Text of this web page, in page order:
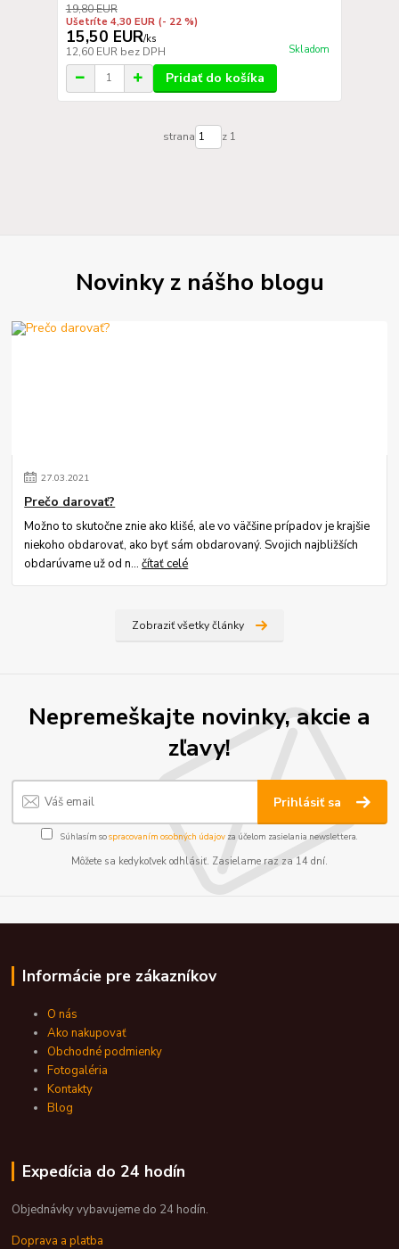
19,80 EUR
Ušetríte 4,30 EUR (- 22 %)
15,50 EUR/ks
12,60 EUR bez DPH Skladom
Pridať do košíka
strana z 1
Novinky z nášho blogu
27.03.2021
Prečo darovať?
Možno to skutočne znie ako klišé, ale vo väčšine prípadov je krajšie
niekoho obdarovať, ako byť sám obdarovaný. Svojich najbližších
obdarúvame už od n...čítať celé
Zobraziť všetky články
Nepremeškajte novinky, akcie a
zľavy!
Prihlásiť sa
Súhlasím sospracovaním osobných údajov za účelom zasielania newslettera.
Môžete sa kedykoľvek odhlásiť. Zasielame raz za 14 dní.
Informácie pre zákazníkov
O nás
Ako nakupovať
Obchodné podmienky
Fotogaléria
Kontakty
Blog
Expedícia do 24 hodín
Objednávky vybavujeme do 24 hodín.
Doprava a platba